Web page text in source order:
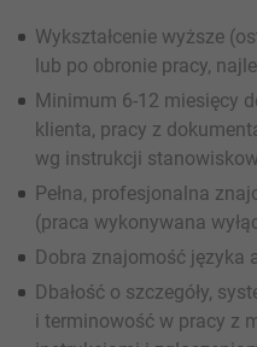
Wykształcenie wyższe
lub po obronie pracy,
Minimum 6-12 miesięcy
klienta, pracy z
wg instrukcji
Pełna, profesjonalna
(praca wykonywana
Dobra znajomość języka
Dbałość o szczegóły,
i terminowość w pracy z